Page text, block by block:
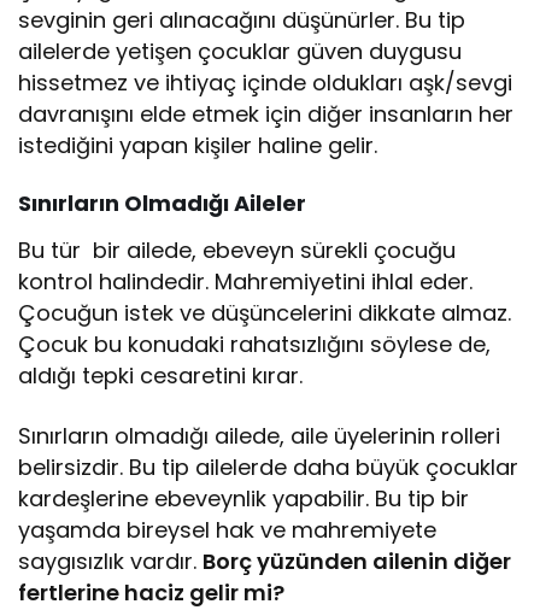
sevginin geri alınacağını düşünürler. Bu tip
ailelerde yetişen çocuklar güven duygusu
hissetmez ve ihtiyaç içinde oldukları aşk/sevgi
davranışını elde etmek için diğer insanların her
istediğini yapan kişiler haline gelir.
Sınırların Olmadığı Aileler
Bu tür bir ailede, ebeveyn sürekli çocuğu
kontrol halindedir. Mahremiyetini ihlal eder.
Çocuğun istek ve düşüncelerini dikkate almaz.
Çocuk bu konudaki rahatsızlığını söylese de,
aldığı tepki cesaretini kırar.
Sınırların olmadığı ailede, aile üyelerinin rolleri
belirsizdir. Bu tip ailelerde daha büyük çocuklar
kardeşlerine ebeveynlik yapabilir. Bu tip bir
yaşamda bireysel hak ve mahremiyete
saygısızlık vardır. Borç yüzünden ailenin diğer
fertlerine haciz gelir mi?